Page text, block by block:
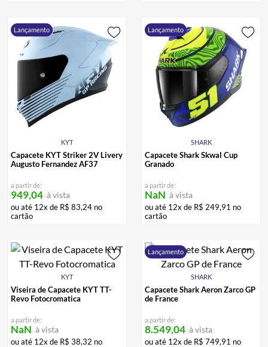
Lançamento
KYT
Capacete KYT Striker 2V Livery
Augusto Fernandez AF37
a partir de:
949,04 à vista
ou até 12x de R$ 83,24 no
cartão
Lançamento
SHARK
Capacete Shark Skwal Cup
Granado
a partir de:
NaN à vista
ou até 12x de R$ 249,91 no
cartão
KYT
Viseira de Capacete KYT TT-
Revo Fotocromatica
a partir de:
NaN à vista
ou até 12x de R$ 38,32 no
Lançamento
SHARK
Capacete Shark Aeron Zarco GP
de France
a partir de:
8.549,04 à vista
ou até 12x de R$ 749,91 no